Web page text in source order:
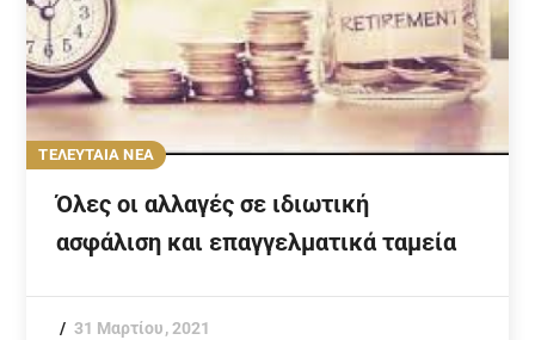
ΤΕΛΕΥΤΑΙΑ ΝΕΑ
Όλες οι αλλαγές σε ιδιωτική
ασφάλιση και επαγγελματικά ταμεία
31 Μαρτίου, 2021